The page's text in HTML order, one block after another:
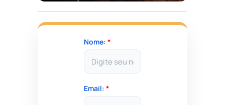
Nome: *
Email: *